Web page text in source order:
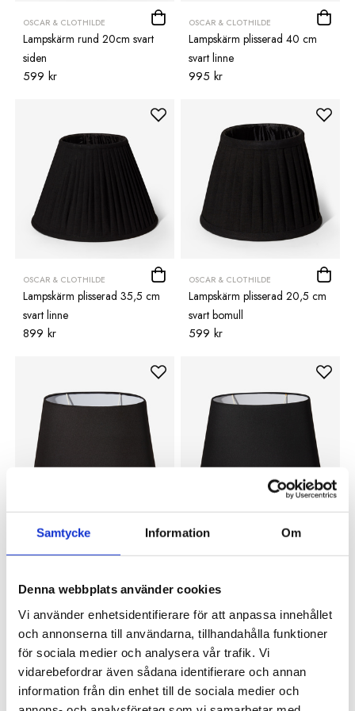
Samtycke Information Om
Denna webbplats använder cookies
Vi använder enhetsidentifierare för att anpassa innehållet
och annonserna till användarna, tillhandahålla funktioner
för sociala medier och analysera vår trafik. Vi
vidarebefordrar även sådana identifierare och annan
information från din enhet till de sociala medier och
OSCAR & CLOTHILDE
Lampskärm rund 20cm svart
siden
599 kr
OSCAR & CLOTHILDE
Lampskärm plisserad 40 cm
svart linne
995 kr
OSCAR & CLOTHILDE
Lampskärm plisserad 35,5 cm
svart linne
899 kr
OSCAR & CLOTHILDE
Lampskärm plisserad 20,5 cm
svart bomull
599 kr
OSCAR & CLOTHILDE
Lampskärm William oval 30 cm
599 kr
OSCAR & CLOTHILDE
Lampskärm William oval 35,5
699 kr